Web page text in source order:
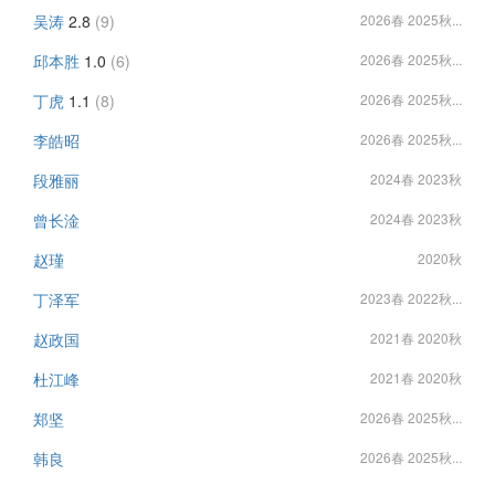
吴涛 2.8 (9) 2026春 2025秋...
邱本胜 1.0 (6) 2026春 2025秋...
丁虎 1.1 (8) 2026春 2025秋...
李皓昭 2026春 2025秋...
段雅丽 2024春 2023秋
曾长淦 2024春 2023秋
赵瑾 2020秋
丁泽军 2023春 2022秋...
赵政国 2021春 2020秋
杜江峰 2021春 2020秋
郑坚 2026春 2025秋...
韩良 2026春 2025秋...